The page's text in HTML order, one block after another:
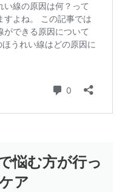
悩む方が行っ
ア